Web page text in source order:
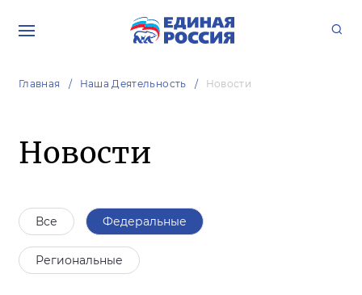
Главная Наша Деятельность Новости
Новости
Все Федеральные
Региональные